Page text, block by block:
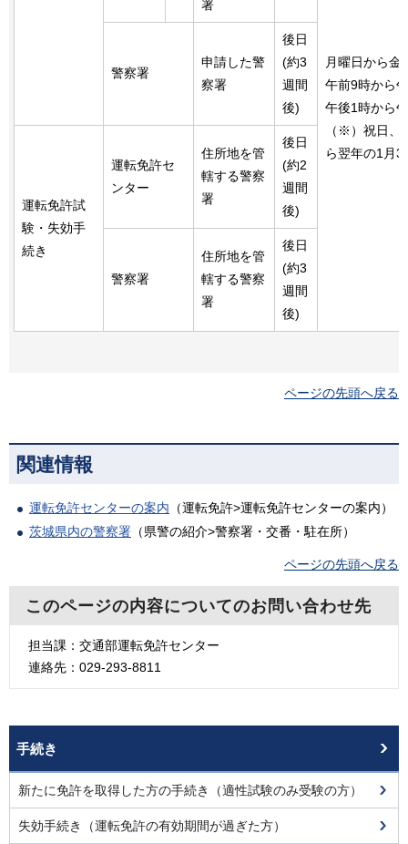
月曜日から金
午前9時から
午後1時から
（※）祝日、
ら翌年の1月
署
警察署
申請した警
察署
後日
(約3
週間
後)
運転免許試
験・失効手
続き
運転免許セ
ンター
住所地を管
轄する警察
署
後日
(約2
週間
後)
警察署
住所地を管
轄する警察
署
後日
(約3
週間
後)
ページの先頭へ戻る
関連情報
運転免許センターの案内 （運転免許>運転免許センターの案内）
茨城県内の警察署 （県警の紹介>警察署・交番・駐在所）
ページの先頭へ戻る
このページの内容についてのお問い合わせ先
担当課：交通部運転免許センター
連絡先：029-293-8811
手続き
新たに免許を取得した方の手続き（適性試験のみ受験の方）
失効手続き（運転免許の有効期間が過ぎた方）